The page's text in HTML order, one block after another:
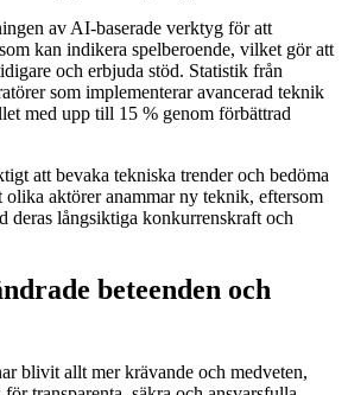
av AI-baserade verktyg för att
kan indikera spelberoende, vilket gör att
och erbjuda stöd. Statistik från
som implementerar avancerad teknik
med upp till 15 % genom förbättrad
att bevaka tekniska trender och bedöma
aktörer anammar ny teknik, eftersom
deras långsiktiga konkurrenskraft och
beteenden och
blivit allt mer krävande och medveten,